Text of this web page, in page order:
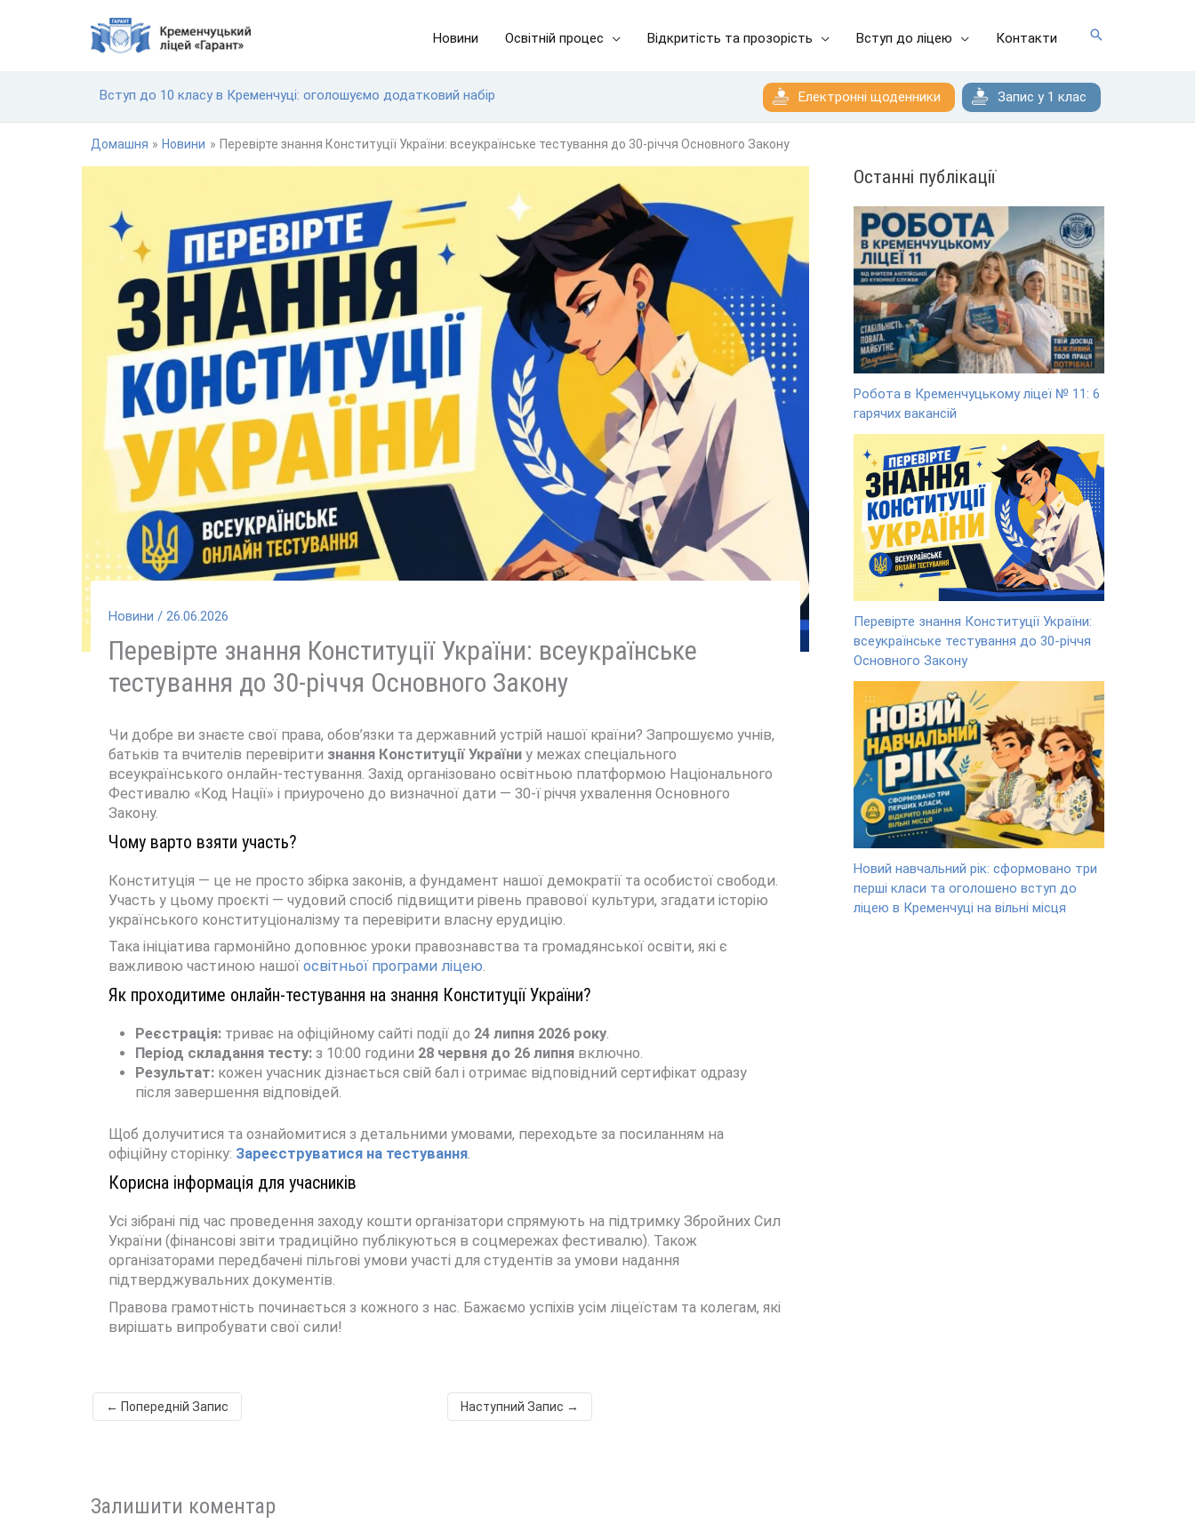
Новини Освітній процес Відкритість та прозорість Вступ до ліцею Контакти
Вступ до 10 класу в Кременчуці: оголошуємо додатковий набір Електронні щоденники Запис у 1 клас
Домашня Новини Перевірте знання Конституції України: всеукраїнське тестування до 30-річчя Основного Закону
Новини / 26.06.2026
Перевірте знання Конституції України: всеукраїнське
тестування до 30-річчя Основного Закону
Чи добре ви знаєте свої права, обов’язки та державний устрій нашої країни? Запрошуємо учнів,
батьків та вчителів перевірити знання Конституції України у межах спеціального
всеукраїнського онлайн-тестування. Захід організовано освітньою платформою Національного
Фестивалю «Код Нації» і приурочено до визначної дати — 30-ї річчя ухвалення Основного
Закону.
Чому варто взяти участь?
Конституція — це не просто збірка законів, а фундамент нашої демократії та особистої свободи.
Участь у цьому проєкті — чудовий спосіб підвищити рівень правової культури, згадати історію
українського конституціоналізму та перевірити власну ерудицію.
Така ініціатива гармонійно доповнює уроки правознавства та громадянської освіти, які є
важливою частиною нашої освітньої програми ліцею.
Як проходитиме онлайн-тестування на знання Конституції України?
Реєстрація: триває на офіційному сайті події до 24 липня 2026 року.
Період складання тесту: з 10:00 години 28 червня до 26 липня включно.
Результат: кожен учасник дізнається свій бал і отримає відповідний сертифікат одразу
після завершення відповідей.
Щоб долучитися та ознайомитися з детальними умовами, переходьте за посиланням на
офіційну сторінку: Зареєструватися на тестування.
Корисна інформація для учасників
Усі зібрані під час проведення заходу кошти організатори спрямують на підтримку Збройних Сил
України (фінансові звіти традиційно публікуються в соцмережах фестивалю). Також
організаторами передбачені пільгові умови участі для студентів за умови надання
підтверджувальних документів.
Правова грамотність починається з кожного з нас. Бажаємо успіхів усім ліцеїстам та колегам, які
вирішать випробувати свої сили!
← Попередній Запис Наступний Запис →
Залишити коментар
Останні публікації
Робота в Кременчуцькому ліцеї № 11: 6
гарячих вакансій
Перевірте знання Конституції України:
всеукраїнське тестування до 30-річчя
Основного Закону
Новий навчальний рік: сформовано три
перші класи та оголошено вступ до
ліцею в Кременчуці на вільні місця